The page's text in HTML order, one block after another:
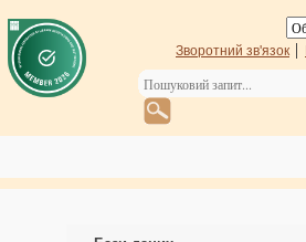
Зворотний зв'язок